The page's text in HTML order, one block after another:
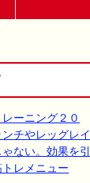
レーニング２０
チやレッグレイ
ない。効果を引
トレメニュー